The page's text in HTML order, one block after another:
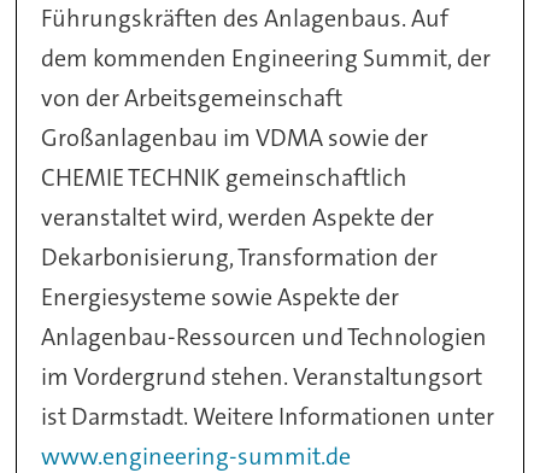
Führungskräften des Anlagenbaus. Auf
dem kommenden Engineering Summit, der
von der Arbeitsgemeinschaft
Großanlagenbau im VDMA sowie der
CHEMIE TECHNIK gemeinschaftlich
veranstaltet wird, werden Aspekte der
Dekarbonisierung, Transformation der
Energiesysteme sowie Aspekte der
Anlagenbau-Ressourcen und Technologien
im Vordergrund stehen. Veranstaltungsort
ist Darmstadt. Weitere Informationen unter
www.engineering-summit.de